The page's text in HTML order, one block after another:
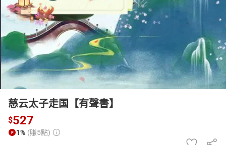
日本購物 電子/紙本書
HOT
慈云太子走国【有聲書】
$527
1% (賺5點)